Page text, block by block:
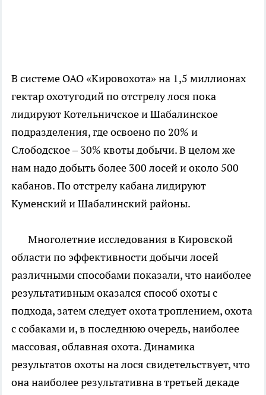
В системе ОАО «Кировохота» на 1,5 миллионах
гектар охотугодий по отстрелу лося пока
лидируют Котельничское и Шабалинское
подразделения, где освоено по 20% и
Слободское – 30% квоты добычи. В целом же
нам надо добыть более 300 лосей и около 500
кабанов. По отстрелу кабана лидируют
Куменский и Шабалинский районы.
Многолетние исследования в Кировской
области по эффективности добычи лосей
различными способами показали, что наиболее
результативным оказался способ охоты с
подхода, затем следует охота троплением, охота
с собаками и, в последнюю очередь, наиболее
массовая, облавная охота. Динамика
результатов охоты на лося свидетельствует, что
она наиболее результативна в третьей декаде